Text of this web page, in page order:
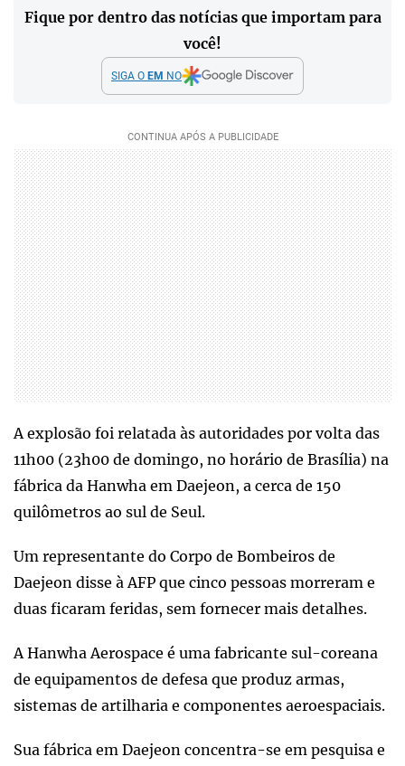
Fique por dentro das notícias que importam para
você!
SIGA O EM NO
A explosão foi relatada às autoridades por volta das
11h00 (23h00 de domingo, no horário de Brasília) na
fábrica da Hanwha em Daejeon, a cerca de 150
quilômetros ao sul de Seul.
Um representante do Corpo de Bombeiros de
Daejeon disse à AFP que cinco pessoas morreram e
duas ficaram feridas, sem fornecer mais detalhes.
A Hanwha Aerospace é uma fabricante sul-coreana
de equipamentos de defesa que produz armas,
sistemas de artilharia e componentes aeroespaciais.
Sua fábrica em Daejeon concentra-se em pesquisa e